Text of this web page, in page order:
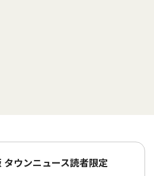
タウンニュース読者限定